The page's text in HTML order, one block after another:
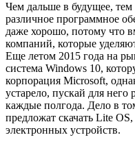
Чем дальше в будущее, тем
различное программное
даже хорошо, потому что
компаний, которые
Еще летом 2015 года на
система Windows 10,
корпорация Microsoft,
устарело, пускай для
каждые полгода. Дело в
предложат скачать Lite
электронных устройств.